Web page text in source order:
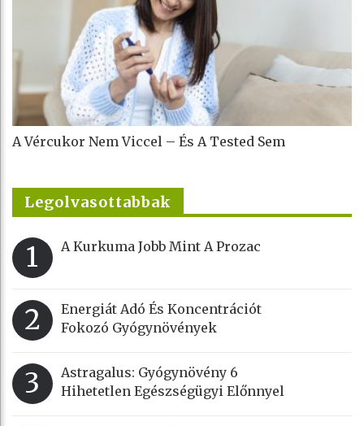
A Vércukor Nem Viccel – És A Tested Sem
Legolvasottabbak
1 A Kurkuma Jobb Mint A Prozac
2
Energiát Adó És Koncentrációt
Fokozó Gyógynövények
3
Astragalus: Gyógynövény 6
Hihetetlen Egészségügyi Előnnyel